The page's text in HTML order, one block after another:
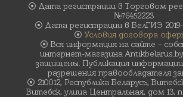
⦿ Дата регистрации в Торговом
№76452223
⦿ Дата регистрации в БелГИЭ 2019-
⦿Условия договора
⦿ Вся информация на сайте –
интернет-магазина
защищены. Публикация информации
разрешения правообладателя
⦿ 210012, Республика Беларусь,
Витебск, улица Центральная, дом 13,